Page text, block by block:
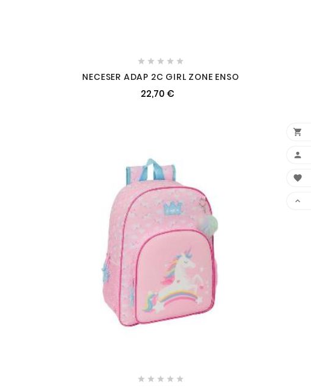
    
NECESER ADAP 2C GIRL ZONE ENSO
22,70 €
    



